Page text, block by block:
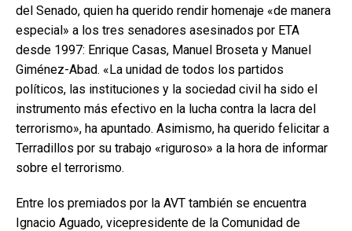
del Senado, quien ha querido rendir homenaje «de manera
especial» a los tres senadores asesinados por ETA
desde 1997: Enrique Casas, Manuel Broseta y Manuel
Giménez-Abad. «La unidad de todos los partidos
políticos, las instituciones y la sociedad civil ha sido el
instrumento más efectivo en la lucha contra la lacra del
terrorismo», ha apuntado. Asimismo, ha querido felicitar a
Terradillos por su trabajo «riguroso» a la hora de informar
sobre el terrorismo.
Entre los premiados por la AVT también se encuentra
Ignacio Aguado, vicepresidente de la Comunidad de